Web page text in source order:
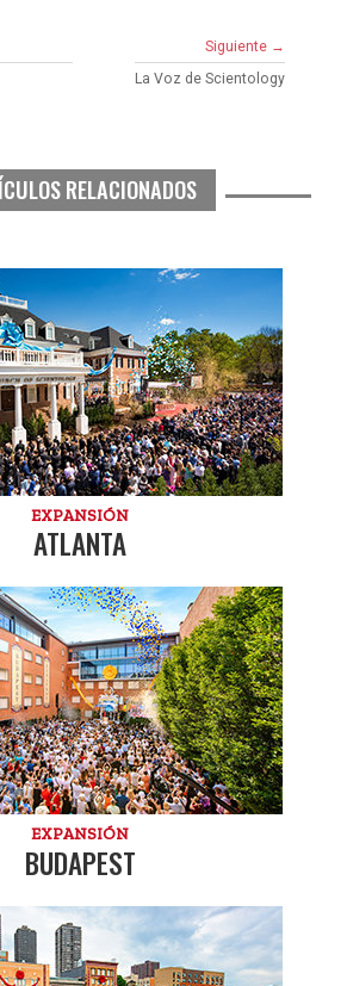
Siguiente →
La Voz de Scientology
RELACIONADOS
EXPANSIÓN
ATLANTA
EXPANSIÓN
BUDAPEST